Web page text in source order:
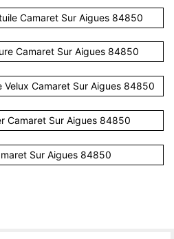
Camaret Sur Aigues 84850
Camaret Sur Aigues 84850
Velux Camaret Sur Aigues 84850
Camaret Sur Aigues 84850
Sur Aigues 84850